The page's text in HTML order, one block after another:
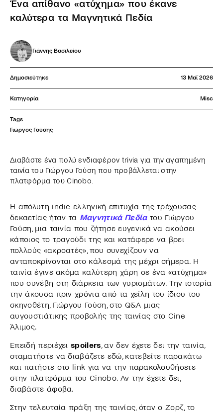
Ένα απίθανο «ατύχημα» που έκανε
καλύτερα τα Μαγνητικά Πεδία
Γιάννης Βασιλείου
Δημοσιεύτηκε 13 Μαΐ 2026
Κατηγορία Misc
Tags
Γιώργος Γούσης
Διαβάστε ένα πολύ ενδιαφέρον trivia για την αγαπημένη
ταινία του Γιώργου Γούση που προβάλλεται στην
πλατφόρμα του Cinobo.
Η απόλυτη indie ελληνική επιτυχία της τρέχουσας
δεκαετίας ήταν τα Μαγνητικά Πεδίατου Γιώργου
Γούση, μια ταινία που ζήτησε ευγενικά να ακούσει
κάποιος το τραγούδι της και κατάφερε να βρει
πολλούς «ακροατές», που συνεχίζουν να
ανταποκρίνονται στο κάλεσμά της μέχρι σήμερα. Η
ταινία έγινε ακόμα καλύτερη χάρη σε ένα «ατύχημα»
που συνέβη στη διάρκεια των γυρισμάτων. Tην ιστορία
την άκουσα πριν χρόνια από τα χείλη του ίδιου του
σκηνοθέτη, Γιώργου Γούση, στο Q&A μιας
αυγουστιάτικης προβολής της ταινίας στο Cine
Άλιμος.
Επειδή περιέχειspoilers , αν δεν έχετε δει την ταινία,
σταματήστε να διαβάζετε εδώ, κατεβείτε παρακάτω
και πατήστε στο link για να την παρακολουθήσετε
στην πλατφόρμα του Cinobo. Αν την έχετε δει,
διαβάστε άφοβα.
Στην τελευταία πράξη της ταινίας, όταν ο Ζορζ, το